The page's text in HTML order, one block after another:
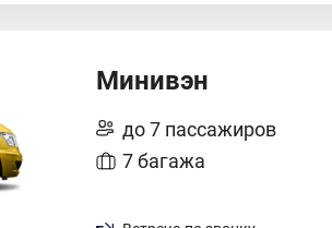
Минивэн
до 7 пассажиров
7 багажа